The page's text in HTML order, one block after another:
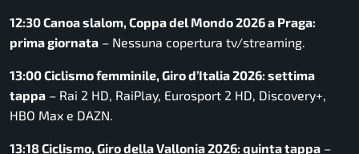
12:30 Canoa slalom, Coppa del Mondo 2026 a Praga:
prima giornata – Nessuna copertura tv/streaming.
13:00 Ciclismo femminile, Giro d’Italia 2026: settima
tappa – Rai 2 HD, RaiPlay, Eurosport 2 HD, Discovery+,
HBO Max e DAZN.
13:18 Ciclismo, Giro della Vallonia 2026: quinta tappa –